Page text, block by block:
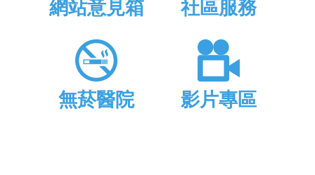
網站意見箱 社區服務
無菸醫院 影片專區